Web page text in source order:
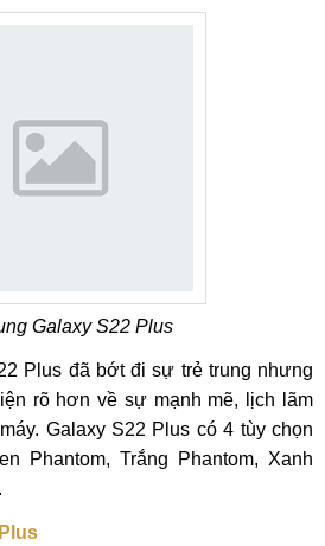
Galaxy S22 Plus
Plus đã bớt đi sự trẻ trung nhưng
rõ hơn về sự mạnh mẽ, lịch lãm
Galaxy S22 Plus có 4 tùy chọn
Phantom, Trắng Phantom, Xanh